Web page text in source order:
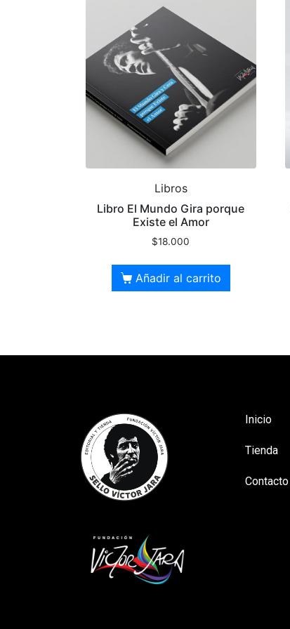
Libros
Libro El Mundo Gira porque
Existe el Amor
$18.000
Añadir al carrito
Inicio
Tienda
Contacto